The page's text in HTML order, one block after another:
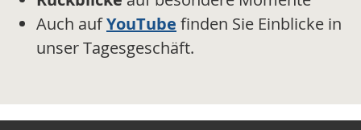
Auch aufYouTube finden Sie Einblicke in
unser Tagesgeschäft.